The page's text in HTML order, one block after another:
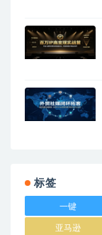
标签
一键
亚马逊